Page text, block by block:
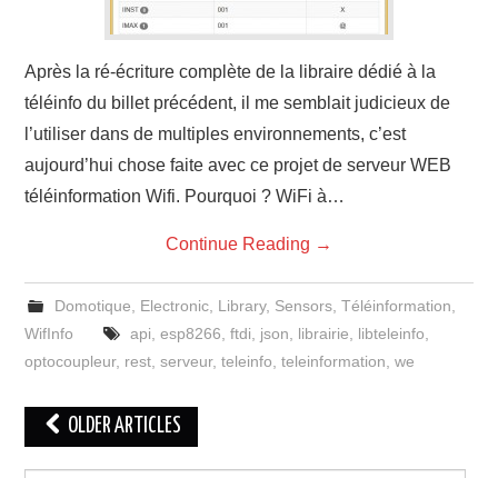
Après la ré-écriture complète de la libraire dédié à la
téléinfo du billet précédent, il me semblait judicieux de
l’utiliser dans de multiples environnements, c’est
aujourd’hui chose faite avec ce projet de serveur WEB
téléinformation Wifi. Pourquoi ? WiFi à…
Continue Reading →
Domotique Electronic, Library, Sensors, Téléinformation
WifInfo
api esp8266 ftdi json librairie libteleinfo
optocoupleur, rest ,serveur,teleinfo ,teleinformation ,we
Post
navigation
OLDER ARTICLES